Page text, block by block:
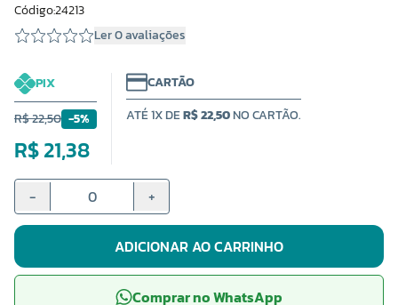
Código:24213
Ler 0 avaliações
PIX
R$ 22,50 -5%
R$ 21,38
CARTÃO
ATÉ 1X DER$ 22,50NO CARTÃO.
- +
ADICIONAR AO CARRINHO
Comprar no WhatsApp